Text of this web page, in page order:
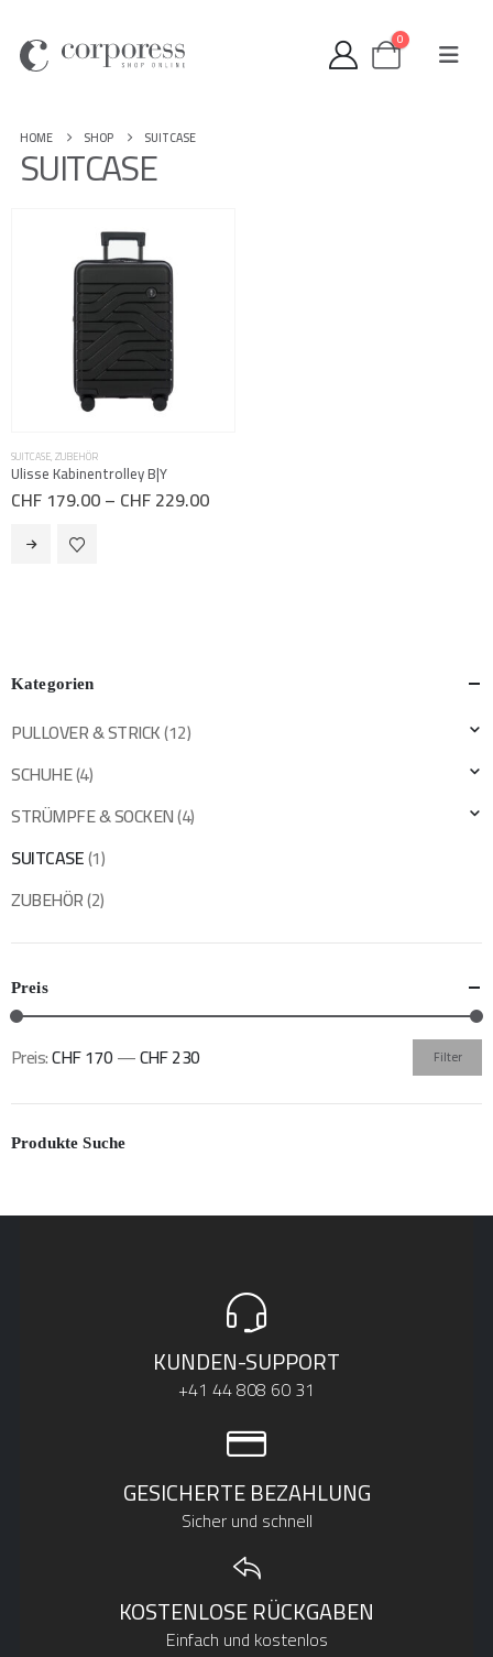
0
HOME SHOP SUITCASE
SUITCASE
SUITCASE,ZUBEHÖR
Ulisse Kabinentrolley B|Y
CHF 179.00– CHF229.00Preisspanne:
CHF 179.00
Dieses
Produkt
Optionen
auf
Produktseite
werden
Kategorien
PULLOVER & STRICK(12)
SCHUHE(4)
STRÜMPFE & SOCKEN(4)
SUITCASE(1)
ZUBEHÖR(2)
Preis
Min.
Preis
Max.
Preis
Filter
Preis:CHF 170—CHF 230
Produkte Suche
KUNDEN-SUPPORT
+41 44 808 60 31
GESICHERTE BEZAHLUNG
Sicher und schnell
KOSTENLOSE RÜCKGABEN
Einfach und kostenlos